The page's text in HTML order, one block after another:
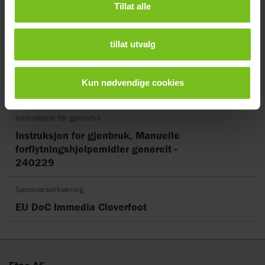
Tillat alle
tillat utvalg
Kun nødvendige cookies
Instruksjon for gjenbruk
Instruksjon for gjenbruk, Manuelle
forflytningshjelpemidler generelt -
240229
Samsvarserklæring
EU DoC Immedia Cloverfoot